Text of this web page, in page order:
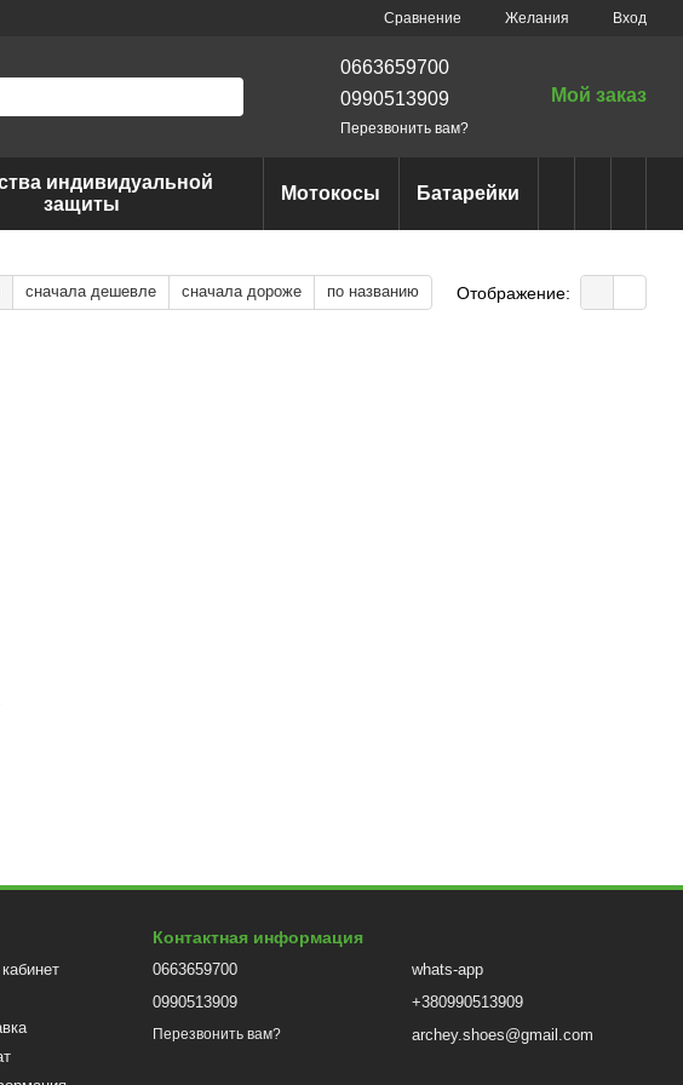
Сравнение Желания Вход
0663659700
0990513909
Перезвонить вам?
Мой заказ
индивидуальной
защиты
Мотокосы Батарейки
сначала дешевле сначала дороже по названию Отображение:
Контактная информация
0663659700
0990513909
Перезвонить вам?
whats-app
+380990513909
archey.shoes@gmail.com